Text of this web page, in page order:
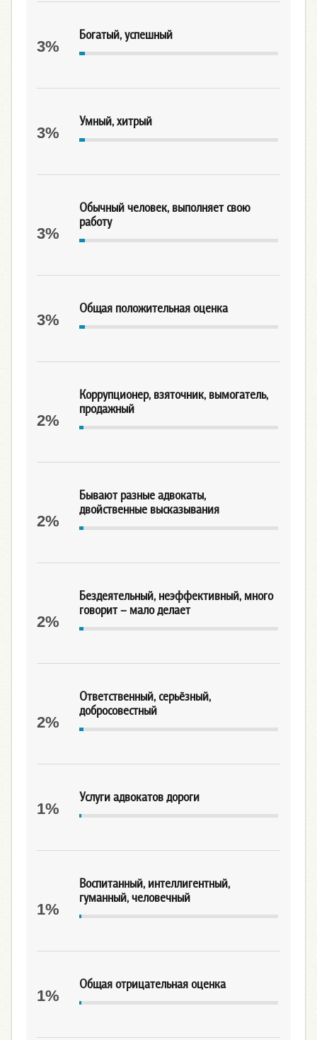
Богатый, успешный
3%
Умный, хитрый
3%
Обычный человек, выполняет свою
работу
3%
Общая положительная оценка
3%
Коррупционер, взяточник, вымогатель,
продажный
2%
Бывают разные адвокаты,
двойственные высказывания
2%
Бездеятельный, неэффективный, много
говорит – мало делает
2%
Ответственный, серьёзный,
добросовестный
2%
Услуги адвокатов дороги
1%
Воспитанный, интеллигентный,
гуманный, человечный
1%
Общая отрицательная оценка
1%